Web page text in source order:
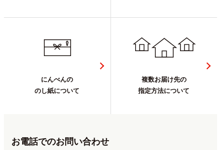
にんべんの
のし紙について
複数お届け先の
指定方法について
お電話でのお問い合わせ